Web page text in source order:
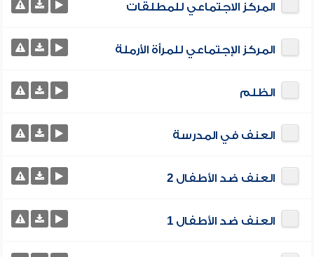
المركز الاجتماعي للمطلقات
المركز الإجتماعي للمرأة الأرملة
الظلم
العنف في المدرسة
العنف ضد الأطفال 2
العنف ضد الأطفال 1